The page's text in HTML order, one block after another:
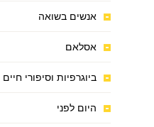
אנשים בשואה
אסלאם
ביוגרפיות וסיפורי חיים
היום לפני